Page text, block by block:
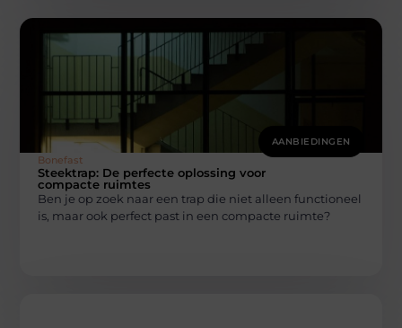
AANBIEDINGEN
Bonefast
Steektrap: De perfecte oplossing voor
compacte ruimtes
Ben je op zoek naar een trap die niet alleen functioneel
is, maar ook perfect past in een compacte ruimte?